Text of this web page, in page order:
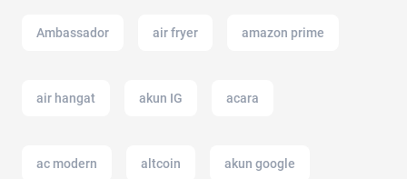
Ambassador air fryer amazon prime
air hangat akun IG acara
ac modern altcoin akun google